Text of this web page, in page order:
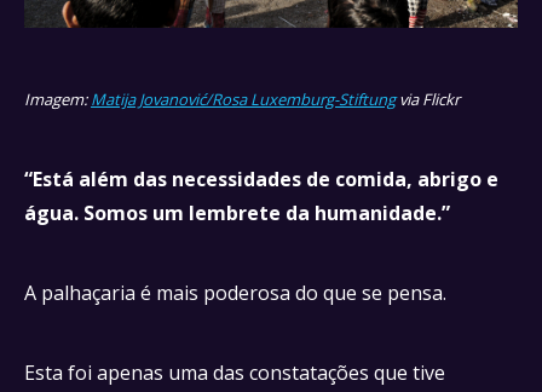
Imagem:Matija Jovanović/Rosa Luxemburg-Stiftungvia Flickr
“Está além das necessidades de comida, abrigo e
água. Somos um lembrete da humanidade.”
A palhaçaria é mais poderosa do que se pensa.
Esta foi apenas uma das constatações que tive